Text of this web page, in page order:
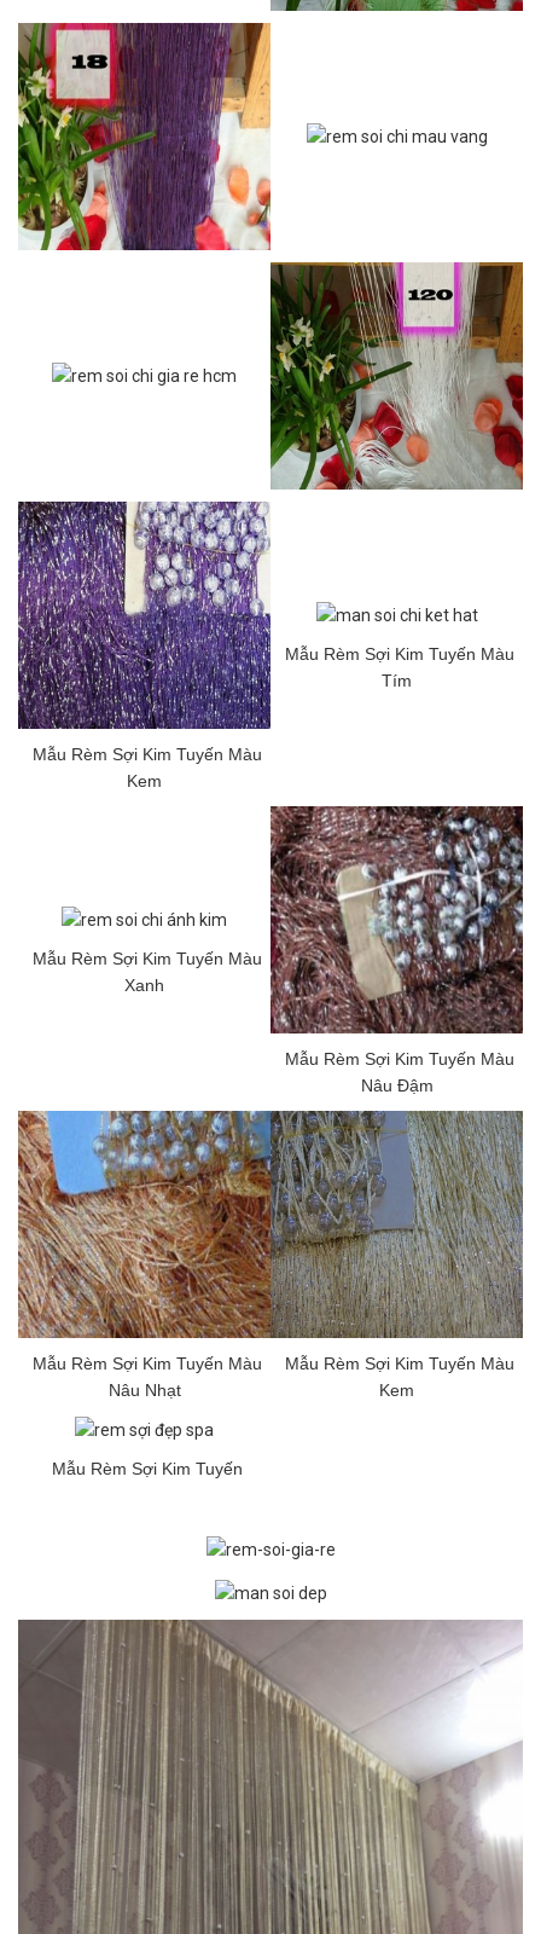
Mẫu Rèm Sợi Kim Tuyến Màu
Kem
Mẫu Rèm Sợi Kim Tuyến Màu
Tím
Mẫu Rèm Sợi Kim Tuyến Màu
Xanh
Mẫu Rèm Sợi Kim Tuyến Màu
Nâu Đậm
Mẫu Rèm Sợi Kim Tuyến Màu
Nâu Nhạt
Mẫu Rèm Sợi Kim Tuyến Màu
Kem
Mẫu Rèm Sợi Kim Tuyến